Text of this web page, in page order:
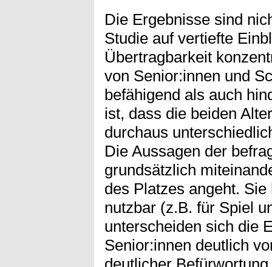
Die Ergebnisse sind
Studie auf vertiefte
Übertragbarkeit
von Senior:innen und
befähigend als auch
ist, dass die beiden
durchaus
Die Aussagen der
grundsätzlich
des Platzes angeht.
nutzbar (z.B. für Spiel
unterscheiden sich die
Senior:innen deutlich